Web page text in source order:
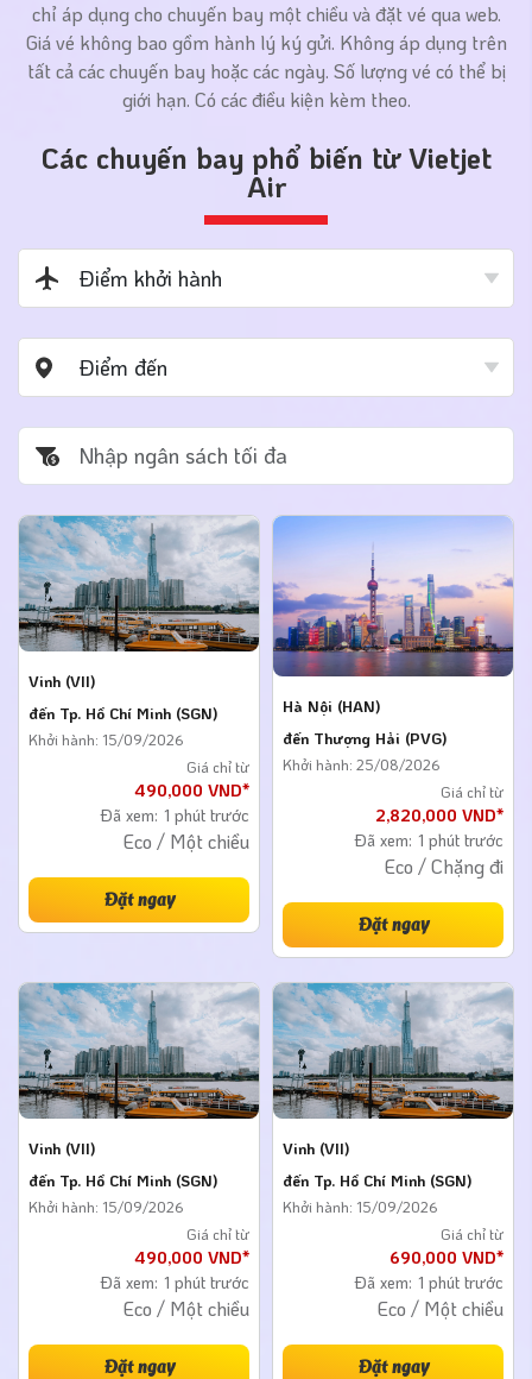
chỉ áp dụng cho chuyến bay một chiều và đặt vé qua web.
Giá vé không bao gồm hành lý ký gửi. Không áp dụng trên
tất cả các chuyến bay hoặc các ngày. Số lượng vé có thể bị
giới hạn. Có các điều kiện kèm theo.
Các chuyến bay phổ biến từ Vietjet
Air
Vinh (VII)
đến Tp. Hồ Chí Minh (SGN)
Khởi hành: 15/09/2026
Giá chỉ từ
490,000 VND*
Đã xem: 1 phút trước
Eco / Một chiều
Đặt ngay
Hà Nội (HAN)
đến Thượng Hải (PVG)
Khởi hành: 25/08/2026
Giá chỉ từ
2,820,000 VND*
Đã xem: 1 phút trước
Eco / Chặng đi
Đặt ngay
Vinh (VII)
đến Tp. Hồ Chí Minh (SGN)
Khởi hành: 15/09/2026
Giá chỉ từ
490,000 VND*
Đã xem: 1 phút trước
Eco / Một chiều
Đặt ngay
Vinh (VII)
đến Tp. Hồ Chí Minh (SGN)
Khởi hành: 15/09/2026
Giá chỉ từ
690,000 VND*
Đã xem: 1 phút trước
Eco / Một chiều
Đặt ngay